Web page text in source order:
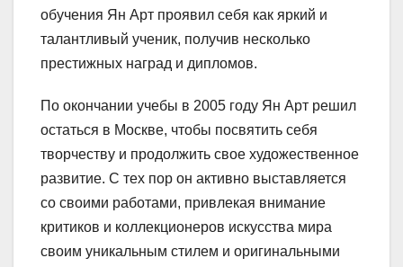
обучения Ян Арт проявил себя как яркий и
талантливый ученик, получив несколько
престижных наград и дипломов.
По окончании учебы в 2005 году Ян Арт решил
остаться в Москве, чтобы посвятить себя
творчеству и продолжить свое художественное
развитие. С тех пор он активно выставляется
со своими работами, привлекая внимание
критиков и коллекционеров искусства мира
своим уникальным стилем и оригинальными